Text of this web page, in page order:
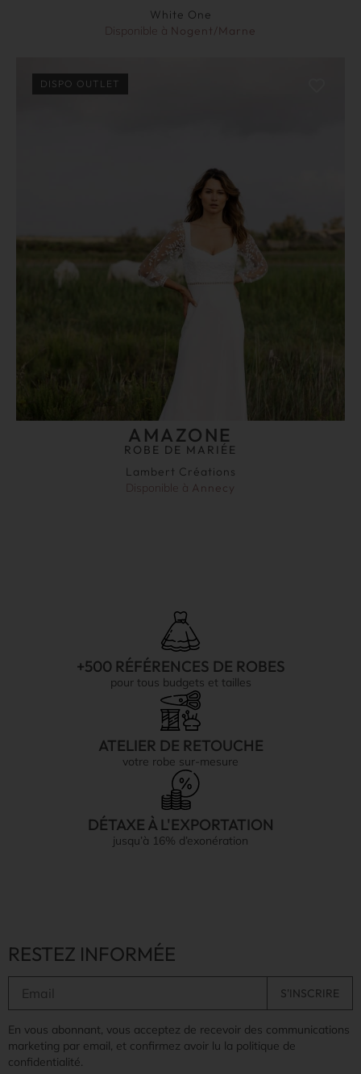
White One
Disponible à Nogent/Marne
DISPO OUTLET
AMAZONE
ROBE DE MARIÉE
Lambert Créations
Disponible à Annecy
+500 RÉFÉRENCES DE ROBES
pour tous budgets et tailles
ATELIER DE RETOUCHE
votre robe sur-mesure
DÉTAXE À L'EXPORTATION
jusqu’à 16% d’exonération
RESTEZ INFORMÉE
En vous abonnant, vous acceptez de recevoir des communications
marketing par email, et confirmez avoir lu la politique de
confidentialité.